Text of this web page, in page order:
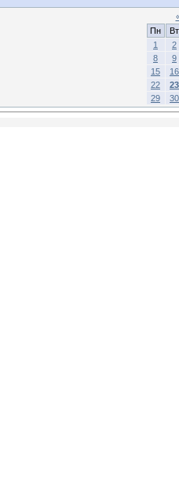
Пн
Вт
1
2
8
9
15
16
22
23
29
30